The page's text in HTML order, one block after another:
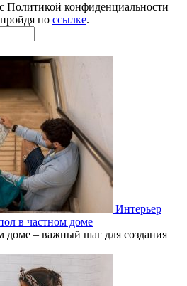
Политикой конфиденциальности
по ссылке.
Интерьер
в частном доме
доме – важный шаг для создания